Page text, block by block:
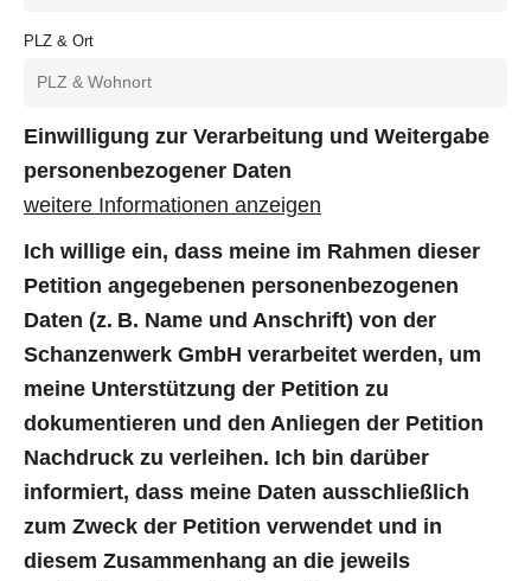
PLZ & Ort
Einwilligung zur Verarbeitung und Weitergabe
personenbezogener Daten
weitere Informationen anzeigen
Ich willige ein, dass meine im Rahmen dieser
Petition angegebenen personenbezogenen
Daten (z. B. Name und Anschrift) von der
Schanzenwerk GmbH verarbeitet werden, um
meine Unterstützung der Petition zu
dokumentieren und den Anliegen der Petition
Nachdruck zu verleihen. Ich bin darüber
informiert, dass meine Daten ausschließlich
zum Zweck der Petition verwendet und in
diesem Zusammenhang an die jeweils